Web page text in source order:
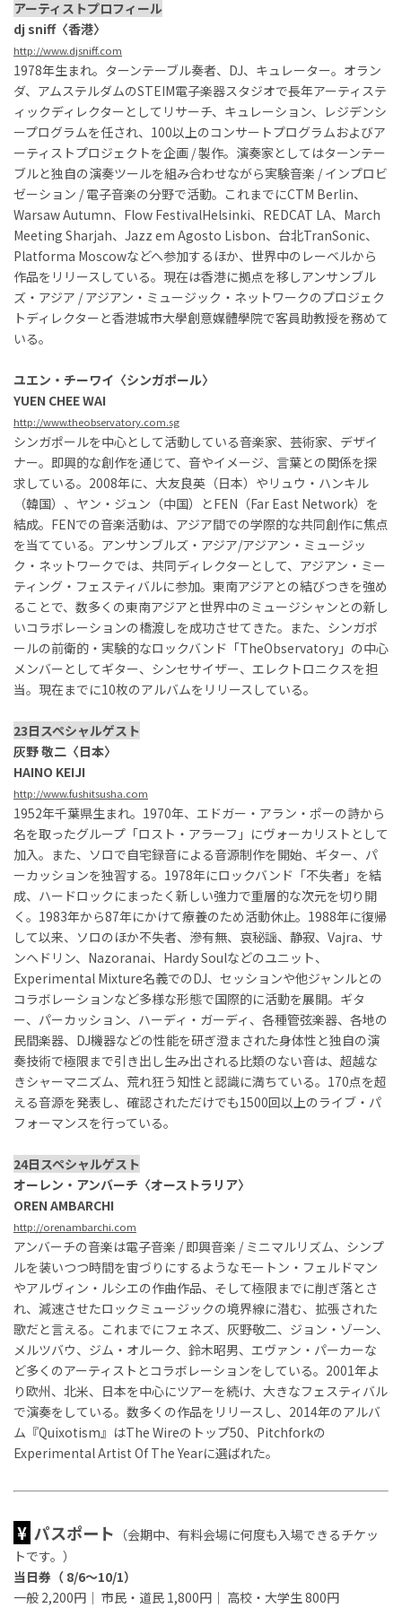
アーティストプロフィール
dj sniff〈香港〉
http://www.djsniff.com
1978年生まれ。ターンテーブル奏者、DJ、キュレーター。オラン
ダ、アムステルダムのSTEIM電子楽器スタジオで長年アーティステ
ィックディレクターとしてリサーチ、キュレーション、レジデンシ
ープログラムを任され、100以上のコンサートプログラムおよびア
ーティストプロジェクトを企画 / 製作。演奏家としてはターンテー
ブルと独自の演奏ツールを組み合わせながら実験音楽 / インプロビ
ゼーション / 電子音楽の分野で活動。これまでにCTM Berlin、
Warsaw Autumn、Flow FestivalHelsinki、REDCAT LA、March
Meeting Sharjah、Jazz em Agosto Lisbon、台北TranSonic、
Platforma Moscowなどへ参加するほか、世界中のレーベルから
作品をリリースしている。現在は香港に拠点を移しアンサンブル
ズ・アジア / アジアン・ミュージック・ネットワークのプロジェク
トディレクターと香港城市大學創意媒體學院で客員助教授を務めて
いる。
ユエン・チーワイ〈シンガポール〉
YUEN CHEE WAI
http://www.theobservatory.com.sg
シンガポールを中心として活動している音楽家、芸術家、デザイ
ナー。即興的な創作を通じて、音やイメージ、言葉との関係を探
求している。2008年に、大友良英（日本）やリュウ・ハンキル
（韓国）、ヤン・ジュン（中国）とFEN（Far East Network）を
結成。FENでの音楽活動は、アジア間での学際的な共同創作に焦点
を当てている。アンサンブルズ・アジア/アジアン・ミュージッ
ク・ネットワークでは、共同ディレクターとして、アジアン・ミー
ティング・フェスティバルに参加。東南アジアとの結びつきを強め
ることで、数多くの東南アジアと世界中のミュージシャンとの新し
いコラボレーションの橋渡しを成功させてきた。また、シンガポ
ールの前衛的・実験的なロックバンド「TheObservatory」の中心
メンバーとしてギター、シンセサイザー、エレクトロニクスを担
当。現在までに10枚のアルバムをリリースしている。
23日スペシャルゲスト
灰野 敬二〈日本〉
HAINO KEIJI
http://www.fushitsusha.com
1952年千葉県生まれ。1970年、エドガー・アラン・ポーの詩から
名を取ったグループ「ロスト・アラーフ」にヴォーカリストとして
加入。また、ソロで自宅録音による音源制作を開始、ギター、パ
ーカッションを独習する。1978年にロックバンド「不失者」を結
成、ハードロックにまったく新しい強力で重層的な次元を切り開
く。1983年から87年にかけて療養のため活動休止。1988年に復帰
して以来、ソロのほか不失者、滲有無、哀秘謡、静寂、Vajra、サ
ンヘドリン、Nazoranai、Hardy Soulなどのユニット、
Experimental Mixture名義でのDJ、セッションや他ジャンルとの
コラボレーションなど多様な形態で国際的に活動を展開。ギタ
ー、パーカッション、ハーディ・ガーディ、各種管弦楽器、各地の
民間楽器、DJ機器などの性能を研ぎ澄まされた身体性と独自の演
奏技術で極限まで引き出し生み出される比類のない音は、超越な
きシャーマニズム、荒れ狂う知性と認識に満ちている。170点を超
える音源を発表し、確認されただけでも1500回以上のライブ・パ
フォーマンスを行っている。
24日スペシャルゲスト
オーレン・アンバーチ 〈オーストラリア〉
OREN AMBARCHI
http://orenambarchi.com
アンバーチの音楽は電子音楽 / 即興音楽 / ミニマルリズム、シンプ
ルを装いつつ時間を宙づりにするようなモートン・フェルドマン
やアルヴィン・ルシエの作曲作品、そして極限までに削ぎ落とさ
れ、減速させたロックミュージックの境界線に潜む、拡張された
歌だと言える。これまでにフェネズ、灰野敬二、ジョン・ゾーン、
メルツバウ、ジム・オルーク、鈴木昭男、エヴァン・パーカーな
ど多くのアーティストとコラボレーションをしている。2001年よ
り欧州、北米、日本を中心にツアーを続け、大きなフェスティバル
で演奏をしている。数多くの作品をリリースし、2014年のアルバ
ム『Quixotism』はThe Wireのトップ50、Pitchforkの
Experimental Artist Of The Yearに選ばれた。
¥ パスポート （会期中、有料会場に何度も入場できるチケッ
トです。）
当日券（ 8/6～10/1）
一般 2,200円｜ 市民・道民 1,800円｜ 高校・大学生 800円